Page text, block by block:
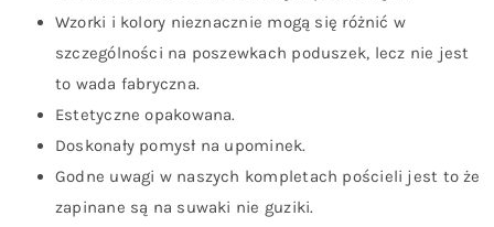
Wzorki i kolory nieznacznie mogą się różnić w
szczególności na poszewkach poduszek, lecz nie jest
to wada fabryczna.
Estetyczne opakowana.
Doskonały pomysł na upominek.
Godne uwagi w naszych kompletach pościeli jest to że
zapinane są na suwaki nie guziki.